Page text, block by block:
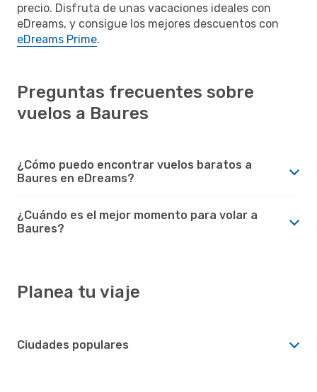
precio. Disfruta de unas vacaciones ideales con
eDreams, y consigue los mejores descuentos con
eDreams Prime.
Preguntas frecuentes sobre
vuelos a Baures
¿Cómo puedo encontrar vuelos baratos a
Baures en eDreams?
¿Cuándo es el mejor momento para volar a
Baures?
Planea tu viaje
Ciudades populares